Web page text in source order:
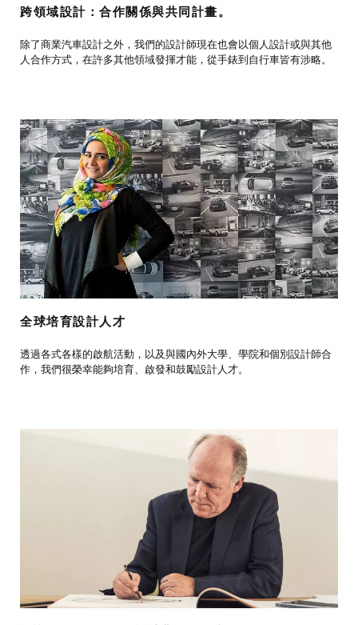
跨領域設計：合作關係與共同計畫。
除了商業汽車設計之外，我們的設計師現在也會以個人設計或與其他
人合作方式，在許多其他領域發揮才能，從手錶到自行車皆有涉略。
全球培育設計人才
透過各式各樣的啟航活動，以及與國內外大學、學院和個別設計師合
作，我們很榮幸能夠培育、啟發和鼓勵設計人才。